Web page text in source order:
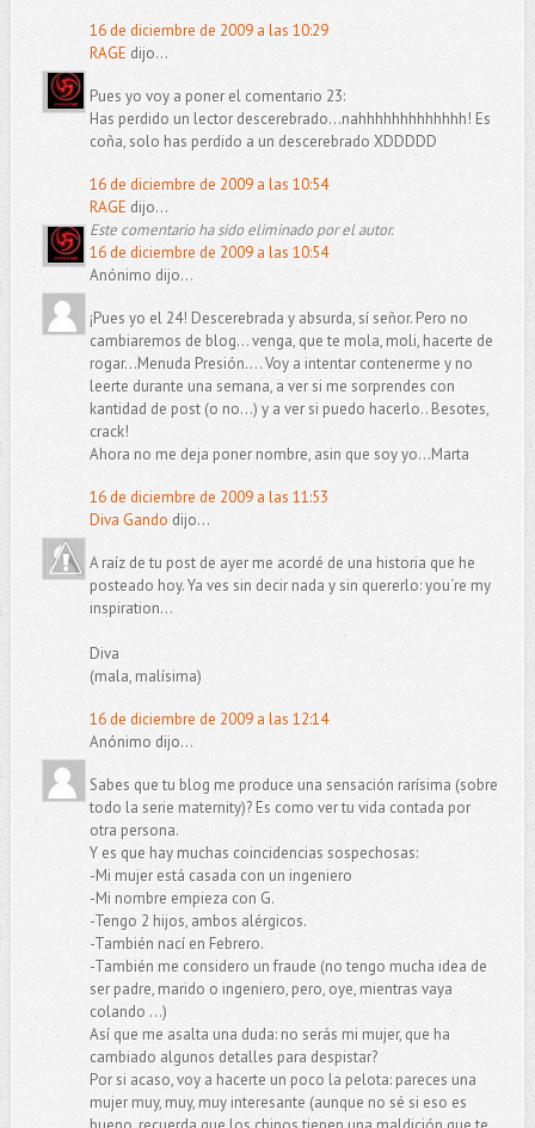
16 de diciembre de 2009 a las 10:29
RAGE dijo...
Pues yo voy a poner el comentario 23:
Has perdido un lector descerebrado...nahhhhhhhhhhhhh! Es
coña, solo has perdido a un descerebrado XDDDDD
16 de diciembre de 2009 a las 10:54
RAGE dijo...
Este comentario ha sido eliminado por el autor.
16 de diciembre de 2009 a las 10:54
Anónimo dijo...
¡Pues yo el 24! Descerebrada y absurda, sí señor. Pero no
cambiaremos de blog... venga, que te mola, moli, hacerte de
rogar...Menuda Presión.... Voy a intentar contenerme y no
leerte durante una semana, a ver si me sorprendes con
kantidad de post (o no...) y a ver si puedo hacerlo.. Besotes,
crack!
Ahora no me deja poner nombre, asin que soy yo...Marta
16 de diciembre de 2009 a las 11:53
Diva Gando dijo...
A raíz de tu post de ayer me acordé de una historia que he
posteado hoy. Ya ves sin decir nada y sin quererlo: you´re my
inspiration...
Diva
(mala, malísima)
16 de diciembre de 2009 a las 12:14
Anónimo dijo...
Sabes que tu blog me produce una sensación rarísima (sobre
todo la serie maternity)? Es como ver tu vida contada por
otra persona.
Y es que hay muchas coincidencias sospechosas:
-Mi mujer está casada con un ingeniero
-Mi nombre empieza con G.
-Tengo 2 hijos, ambos alérgicos.
-También nací en Febrero.
-También me considero un fraude (no tengo mucha idea de
ser padre, marido o ingeniero, pero, oye, mientras vaya
colando ...)
Así que me asalta una duda: no serás mi mujer, que ha
cambiado algunos detalles para despistar?
Por si acaso, voy a hacerte un poco la pelota: pareces una
mujer muy, muy, muy interesante (aunque no sé si eso es